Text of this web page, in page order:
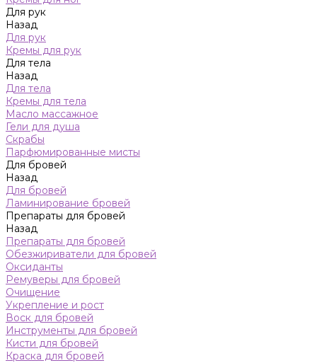
Для рук
Назад
Для рук
Кремы для рук
Для тела
Назад
Для тела
Кремы для тела
Масло массажное
Гели для душа
Скрабы
Парфюмированные мисты
Для бровей
Назад
Для бровей
Ламинирование бровей
Препараты для бровей
Назад
Препараты для бровей
Обезжириватели для бровей
Оксиданты
Ремуверы для бровей
Очищение
Укрепление и рост
Воск для бровей
Инструменты для бровей
Кисти для бровей
Краска для бровей